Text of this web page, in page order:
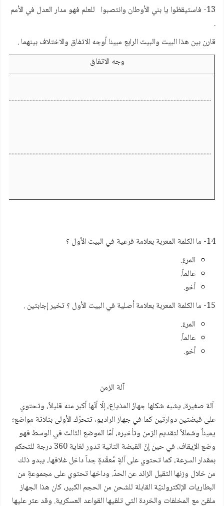
13- فاستيقظوا يا بني الأوطان وانتصبوا للعلم فهو مدار العدل في الأمم
.
قارن بين هذا البيت والبيت الرابع مبينا أوجه الاتفاق والاختلاف بينهما .
وجه الاتفاق
..........................................................................................................................................
..........................................................................................................................................
14- ما الكلمة المعربة بعلامة فرعية في البيت الأول ؟
المرءُ.
عالماً.
أخو.
15- ما الكلمة المعربة بعلامة أصلية في البيت الأول ؟ تخير إجابتين .
المرءُ.
عالماً.
أخو.
آلة الزمن
آلة صغيرة، يشبه شكلها جهازَ المذياع، إلّا أنّها أكبر منه قليلاً، وتحتوي
على قبضتين دوارتين كما في جهاز الراديو، تتحرّك الأولى بثلاثة مواضع؛
يميناً وشمالاً لتقديم الزمن وتأخيره، أمّا الموضع الثالث في الوسط فهو
وضع الإيقاف. في حين إنّ القبضة الثانية تدور لغاية 360 درجة للتحكم
بمقدار السرعة، كما تحتوي على آلةٍ مُعقّدةٍ جداً داخل غلافها، يبدو ذلك
من خلال وزنها الثقيل الزائد عن الحدّ. وداخها تحتوي على مجموعةٍ من
البطاريات الإلكترولنيّة القابلة للشحن من الحجم الكبير، كان هذا الجهاز
ملقىً مع المخلفات والخردة التي تلقيها القواعد العسكرية. وقد عثر عليها